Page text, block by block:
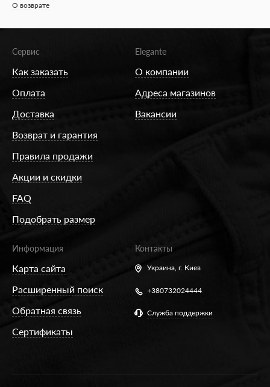
О возврате
Сервис
Как заказать
Оплата
Доставка
Возврат и гарантия
Правила продажи
Акции и скидки
FAQ
Подобрать размер
Elegante
О компании
Адреса магазинов
Вакансии
Информация
Карта сайта
Расширенный поиск
Обратная связь
Сертификаты
Контакты
Украина, г. Киев
+380732024444
Служба поддержки